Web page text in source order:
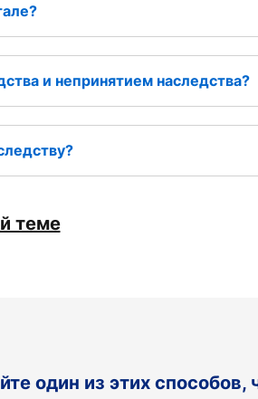
и непринятием наследства?
теме
один из этих способов,